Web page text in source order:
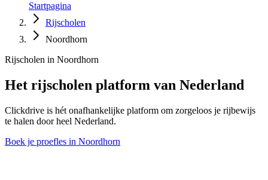
Startpagina
Rijscholen
Noordhorn
Rijscholen in Noordhorn
Het rijscholen platform van Nederland
Clickdrive is hét onafhankelijke platform om zorgeloos je rijbewijs
te halen door heel Nederland.
Boek je proefles in Noordhorn